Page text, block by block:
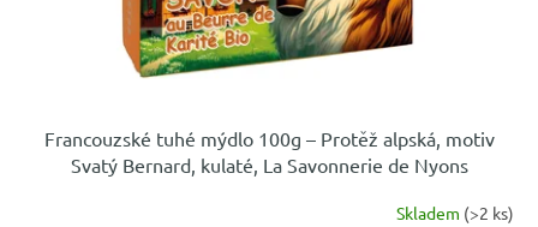
Francouzské tuhé mýdlo 100g – Protěž alpská, motiv
Svatý Bernard, kulaté, La Savonnerie de Nyons
Skladem (>2 ks)